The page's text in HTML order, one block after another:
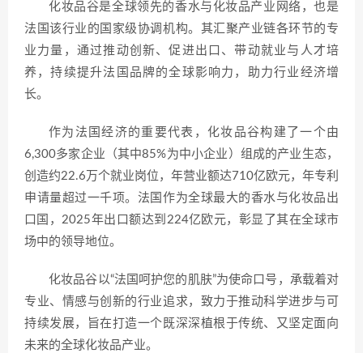
化妆品谷是全球领先的香水与化妆品产业网络，也是
法国该行业的国家级协调机构。其汇聚产业链各环节的专
业力量，通过推动创新、促进出口、带动就业与人才培
养，持续提升法国品牌的全球影响力，助力行业经济增
长。
作为法国经济的重要代表，化妆品谷构建了一个由
6,300多家企业（其中85%为中小企业）组成的产业生态，
创造约22.6万个就业岗位，年营业额达710亿欧元，年专利
申请量超过一千项。法国作为全球最大的香水与化妆品出
口国，2025年出口额达到224亿欧元，彰显了其在全球市
场中的领导地位。
化妆品谷以“法国呵护您的肌肤”为使命口号，承载着对
专业、情感与创新的行业追求，致力于推动科学进步与可
持续发展，旨在打造一个既深深植根于传统、又坚定面向
未来的全球化妆品产业。